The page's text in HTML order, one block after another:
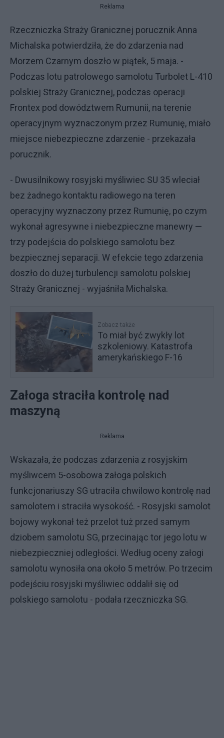
Reklama
Rzeczniczka Straży Granicznej porucznik Anna
Michalska potwierdziła, że do zdarzenia nad
Morzem Czarnym doszło w piątek, 5 maja. -
Podczas lotu patrolowego samolotu Turbolet L-410
polskiej Straży Granicznej, podczas operacji
Frontex pod dowództwem Rumunii, na terenie
operacyjnym wyznaczonym przez Rumunię, miało
miejsce niebezpieczne zdarzenie - przekazała
porucznik.
- Dwusilnikowy rosyjski myśliwiec SU 35 wleciał
bez żadnego kontaktu radiowego na teren
operacyjny wyznaczony przez Rumunię, po czym
wykonał agresywne i niebezpieczne manewry —
trzy podejścia do polskiego samolotu bez
bezpiecznej separacji. W efekcie tego zdarzenia
doszło do dużej turbulencji samolotu polskiej
Straży Granicznej - wyjaśniła Michalska.
Zobacz także
To miał być zwykły lot
szkoleniowy. Katastrofa
amerykańskiego F-16
Załoga straciła kontrolę nad
maszyną
Reklama
Wskazała, że podczas zdarzenia z rosyjskim
myśliwcem 5-osobowa załoga polskich
funkcjonariuszy SG utraciła chwilowo kontrolę nad
samolotem i straciła wysokość. - Rosyjski samolot
bojowy wykonał też przelot tuż przed samym
dziobem samolotu SG, przecinając tor jego lotu w
niebezpieczniej odległości. Według oceny załogi
samolotu wynosiła ona około 5 metrów. Po trzecim
podejściu rosyjski myśliwiec oddalił się od
polskiego samolotu - podała rzeczniczka SG.